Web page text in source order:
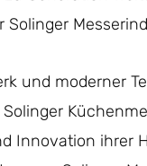
und moderner
Innovation ihrer